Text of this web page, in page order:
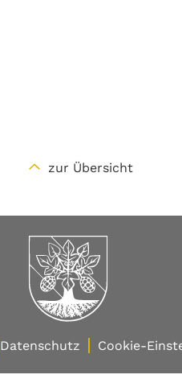
zur Übersicht
Datenschutz Cookie-